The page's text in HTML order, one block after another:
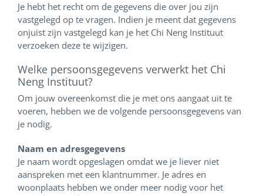
Je hebt het recht om de gegevens die over jou zijn
vastgelegd op te vragen. Indien je meent dat gegevens
onjuist zijn vastgelegd kan je het Chi Neng Instituut
verzoeken deze te wijzigen.
Welke persoonsgegevens verwerkt het Chi
Neng Instituut?
Om jouw overeenkomst die je met ons aangaat uit te
voeren, hebben we de volgende persoonsgegevens van
je nodig.
Naam en adresgegevens
Je naam wordt opgeslagen omdat we je liever niet
aanspreken met een klantnummer. Je adres en
woonplaats hebben we onder meer nodig voor het